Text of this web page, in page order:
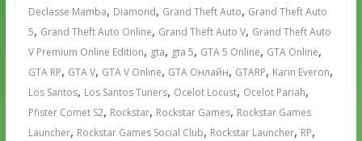
Declasse Mamba, Diamond, Grand Theft Auto, Grand Theft Auto
5, Grand Theft Auto Online, Grand Theft Auto V, Grand Theft Auto
V Premium Online Edition, gta, gta 5, GTA 5 Online, GTA Online,
GTA RP, GTA V, GTA V Online, GTA Онлайн, GTARP, Karin Everon,
Los Santos, Los Santos Tuners, Ocelot Locust, Ocelot Pariah,
Pfister Comet S2, Rockstar, Rockstar Games, Rockstar Games
Launcher, Rockstar Games Social Club, Rockstar Launcher, RP,